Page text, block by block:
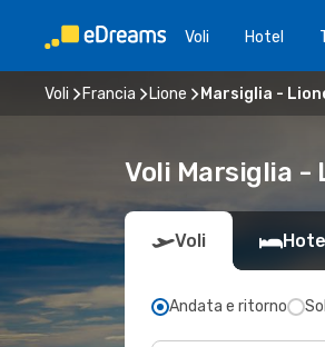
Voli Hotel
Voli Francia Lione Marsiglia -
Voli Marsiglia -
Voli
Andata e ritorno